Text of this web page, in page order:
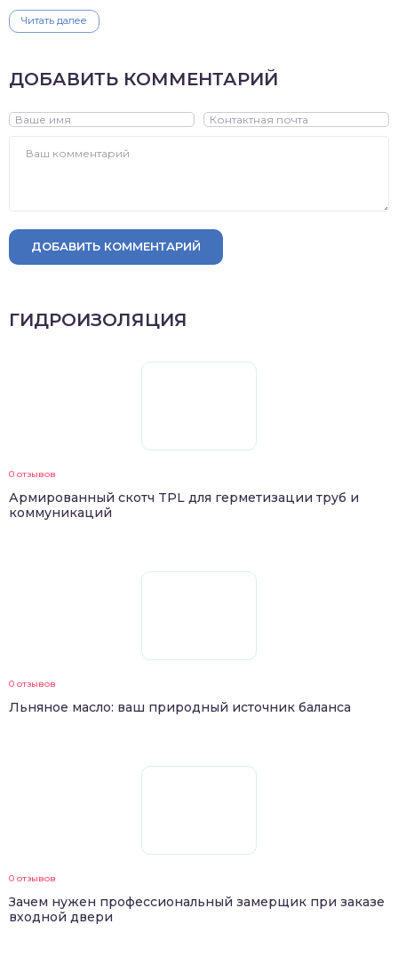
Читать далее
ДОБАВИТЬ КОММЕНТАРИЙ
ДОБАВИТЬ КОММЕНТАРИЙ
ГИДРОИЗОЛЯЦИЯ
0 отзывов
Армированный скотч TPL для герметизации труб и
коммуникаций
0 отзывов
Льняное масло: ваш природный источник баланса
0 отзывов
Зачем нужен профессиональный замерщик при заказе
входной двери